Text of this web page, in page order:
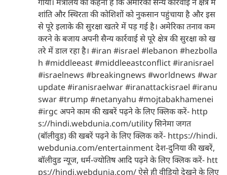
शांति और स्थिरता की कोशिशों को नुकसान पहुंचाया है और इस
से पूरे इलाके की सुरक्षा खतरे में पड़ गई है। अमेरिका तनाव कम
करने के बजाय अपनी सैन्य कार्रवाई से पूरे क्षेत्र की सुरक्षा को ख
तरे में डाल रहा है। #iran #israel #lebanon #hezbolla
h #middleeast #middleeastconflict #iranisrael
#israelnews #breakingnews #worldnews #war
update #iranisraelwar #iranattackisrael #iranu
swar #trump #netanyahu #mojtabakhamenei
#irgc अपने काम की खबरें पढ़ने के लिए क्लिक करें- http
s://hindi.webdunia.com/utility सिनेमा जगत
(बॉलीवुड) की खबरें पढ़ने के लिए क्लिक करें- https://hindi.
webdunia.com/entertainment देश-दुनिया की खबरें,
बॉलीवुड न्यूज, धर्म-ज्योतिष आदि पढ़ने के लिए क्लिक करें- htt
ps://hindi.webdunia.com/ ऐसे ही वीडियो देखने के लिए